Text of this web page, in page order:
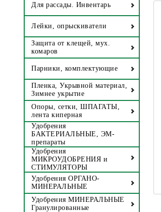
Для рассады. Инвентарь
Лейки, опрыскиватели
Защита от клещей, мух.
комаров
Парники, комплектующие
Пленка, Укрывной материал,
Зимнее укрытие
Опоры, сетки, ШПАГАТЫ,
лента киперная
Удобрения
БАКТЕРИАЛЬНЫЕ, ЭМ-
препараты
Удобрения
МИКРОУДОБРЕНИЯ и
СТИМУЛЯТОРЫ
Удобрения ОРГАНО-
МИНЕРАЛЬНЫЕ
Удобрения МИНЕРАЛЬНЫЕ
Гранулированные